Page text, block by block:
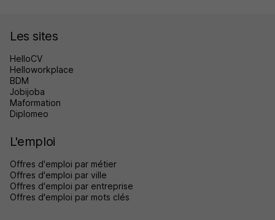
Les sites
HelloCV
Helloworkplace
BDM
Jobijoba
Maformation
Diplomeo
L'emploi
Offres d'emploi par métier
Offres d'emploi par ville
Offres d'emploi par entreprise
Offres d'emploi par mots clés